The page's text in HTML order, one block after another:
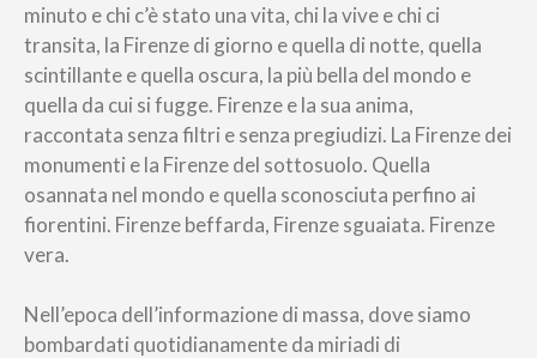
minuto e chi c’è stato una vita, chi la vive e chi ci
transita, la Firenze di giorno e quella di notte, quella
scintillante e quella oscura, la più bella del mondo e
quella da cui si fugge. Firenze e la sua anima,
raccontata senza filtri e senza pregiudizi. La Firenze dei
monumenti e la Firenze del sottosuolo. Quella
osannata nel mondo e quella sconosciuta perfino ai
fiorentini. Firenze beffarda, Firenze sguaiata. Firenze
vera.
Nell’epoca dell’informazione di massa, dove siamo
bombardati quotidianamente da miriadi di